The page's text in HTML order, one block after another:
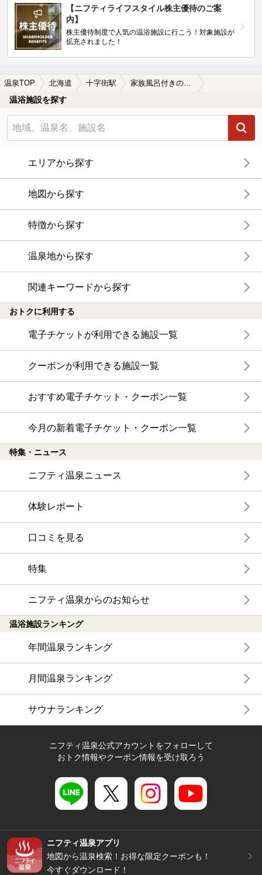
【ニフティライフスタイル株主優待のご案
内】
株主優待制度で人気の温浴施設に行こう！対象施設が
拡充されました！
温泉TOP 北海道 十字街駅
温浴施設を探す
エリアから探す
地図から探す
特徴から探す
温泉地から探す
関連キーワードから探す
おトクに利用する
電子チケットが利用できる施設一覧
クーポンが利用できる施設一覧
おすすめ電子チケット・クーポン一覧
今月の新着電子チケット・クーポン一覧
特集・ニュース
ニフティ温泉ニュース
体験レポート
口コミを見る
特集
ニフティ温泉からのお知らせ
温浴施設ランキング
年間温泉ランキング
月間温泉ランキング
サウナランキング
ニフティ温泉公式アカウントをフォローして
おトク情報やクーポン情報を受け取ろう
ニフティ温泉アプリ
地図から温泉検索！お得な限定クーポンも！
今すぐダウンロード！